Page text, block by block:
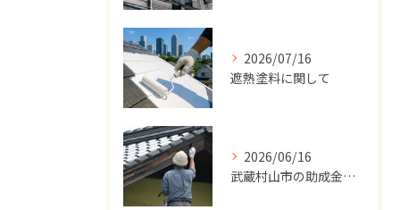
2026/07/16
遮熱塗料に関して
2026/06/16
武蔵村山市の助成金関して